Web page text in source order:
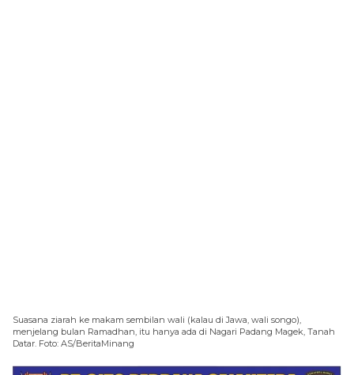
Suasana ziarah ke makam sembilan wali (kalau di Jawa, wali songo),
menjelang bulan Ramadhan, itu hanya ada di Nagari Padang Magek, Tanah
Datar. Foto: AS/BeritaMinang